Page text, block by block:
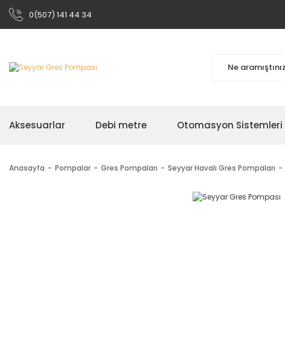
0(507) 141 44 34
Aksesuarlar Debi metre Otomasyon Sistemleri
Anasayfa Pompalar Gres Pompaları Seyyar Havalı Gres Pompaları